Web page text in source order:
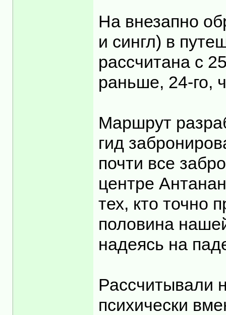
На внезапно
и сингл) в
рассчитана с
раньше, 24-го,
Маршрут
гид
почти все
центре
тех, кто точно
половина
надеясь на
Рассчитывали
психически